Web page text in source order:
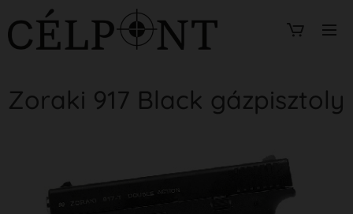
Zoraki 917 Black gázpisztoly